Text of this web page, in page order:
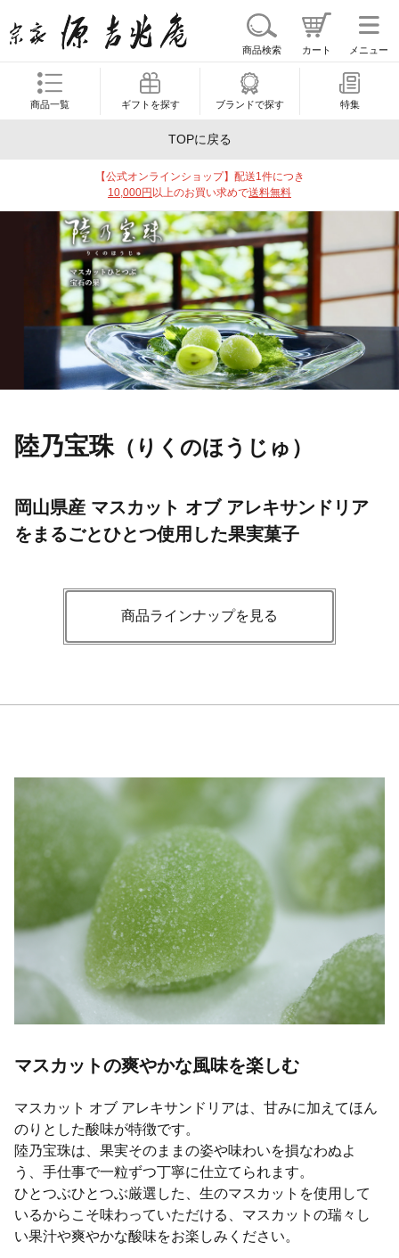
商品検索 カート メニュー
商品一覧 ギフトを探す ブランドで探す 特集
TOPに戻る
【公式オンラインショップ】配送1件につき
10,000円 以上のお買い求めで送料無料
陸乃宝珠（りくのほうじゅ）
岡山県産 マスカット オブ アレキサンドリア
をまるごとひとつ使用した果実菓子
商品ラインナップを見る
マスカットの爽やかな風味を楽しむ
マスカット オブ アレキサンドリアは、甘みに加えてほん
のりとした酸味が特徴です。
陸乃宝珠は、果実そのままの姿や味わいを損なわぬよ
う、手仕事で一粒ずつ丁寧に仕立てられます。
ひとつぶひとつぶ厳選した、生のマスカットを使用して
いるからこそ味わっていただける、マスカットの瑞々し
い果汁や爽やかな酸味をお楽しみください。